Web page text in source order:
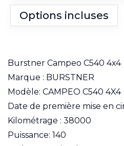
Options incluses
Burstner Campeo C540 4x4
Marque : BURSTNER
Modèle: CAMPEO C540 4X4
Date de première mise en
Kilométrage : 38000
Puissance: 140